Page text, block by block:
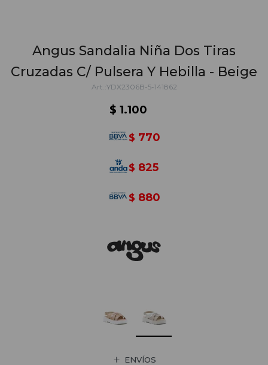
Angus Sandalia Niña Dos Tiras
Cruzadas C/ Pulsera Y Hebilla - Beige
YDX2306B-5-141862
$ 1.100
$ 770
$ 825
$ 880
ENVÍOS